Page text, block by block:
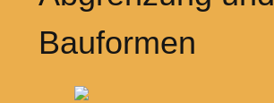
Bauformen